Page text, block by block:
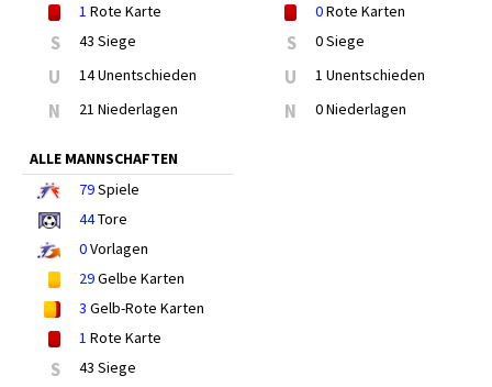
1 Rote Karte
S 43 Siege
U 14 Unentschieden
N 21 Niederlagen
0Rote Karten
S 0 Siege
U 1 Unentschieden
N 0 Niederlagen
ALLE MANNSCHAFTEN
79Spiele
44Tore
0Vorlagen
29Gelbe Karten
3 Gelb-Rote Karten
1 Rote Karte
S 43 Siege